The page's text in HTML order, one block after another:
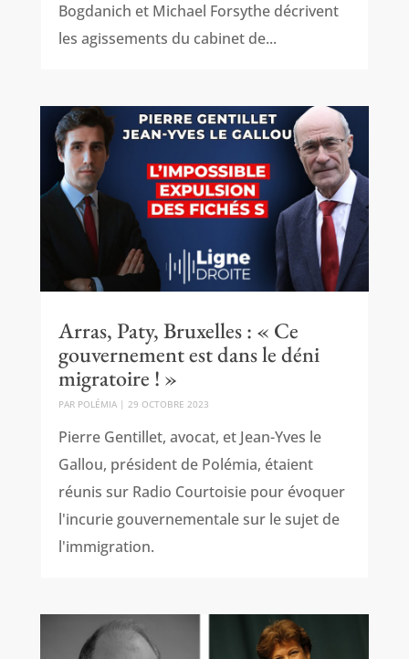
Bogdanich et Michael Forsythe décrivent
les agissements du cabinet de...
Arras, Paty, Bruxelles : « Ce
gouvernement est dans le déni
migratoire ! »
PAR POLÉMIA| 29 OCTOBRE 2023
Pierre Gentillet, avocat, et Jean-Yves le
Gallou, président de Polémia, étaient
réunis sur Radio Courtoisie pour évoquer
l'incurie gouvernementale sur le sujet de
l'immigration.